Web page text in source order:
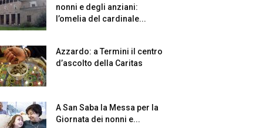
nonni e degli anziani:
l’omelia del cardinale...
Azzardo: a Termini il centro
d’ascolto della Caritas
A San Saba la Messa per la
Giornata dei nonni e...